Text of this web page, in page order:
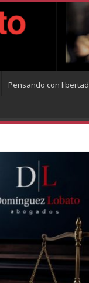
Pensando con libertad